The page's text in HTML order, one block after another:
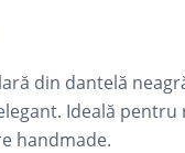
din dantelă
Ideală
handmade.